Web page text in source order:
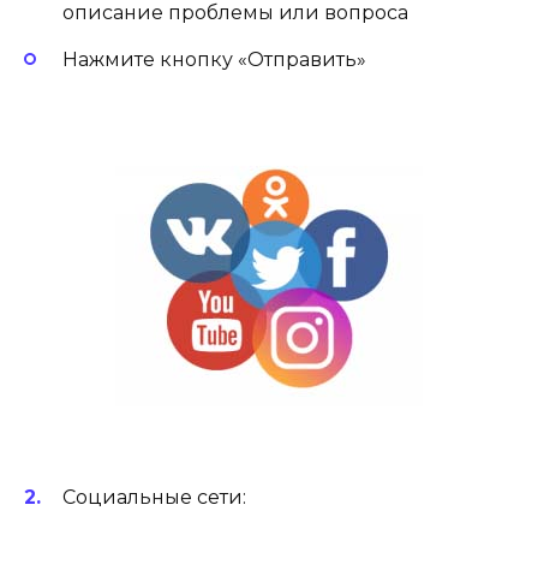
описание проблемы или вопроса
Нажмите кнопку «Отправить»
Социальные сети: